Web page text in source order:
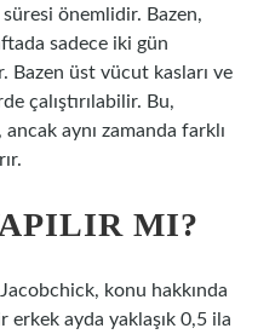
önemlidir. Bazen,
sadece iki gün
Bazen üst vücut kasları ve
çalıştırılabilir. Bu,
aynı zamanda farklı
MI?
konu hakkında
erkek ayda yaklaşık 0,5 ila